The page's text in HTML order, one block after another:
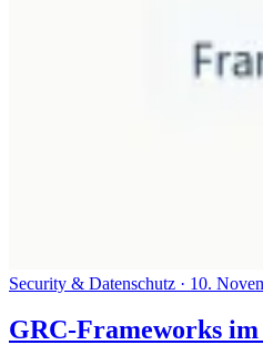
Security & Datenschutz · 10.
GRC-Frameworks